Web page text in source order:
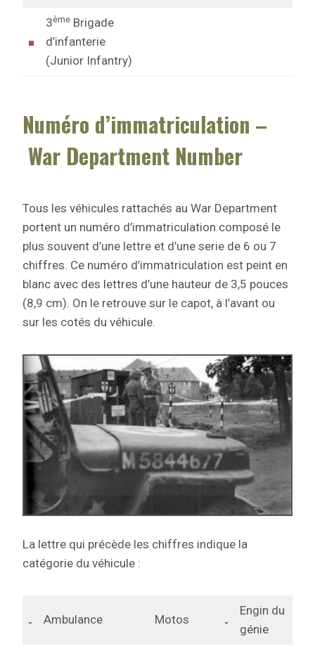
3èmeBrigade
d’infanterie
(Junior Infantry)
Numéro d’immatriculation –
War Department Number
Tous les véhicules rattachés au War Department
portent un numéro d’immatriculation composé le
plus souvent d’une lettre et d’une serie de 6 ou 7
chiffres. Ce numéro d’immatriculation est peint en
blanc avec des lettres d’une hauteur de 3,5 pouces
(8,9 cm). On le retrouve sur le capot, à l’avant ou
sur les cotés du véhicule.
La lettre qui précède les chiffres indique la
catégorie du véhicule :
Ambulance Motos
Engin du
génie